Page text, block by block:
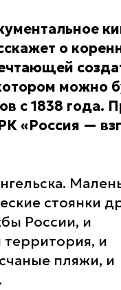
о
можно
с 1838 года.
«Россия —
стоянки
России, и
и
пляжи, и